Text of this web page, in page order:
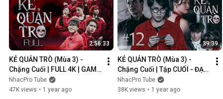
người chiến thắng cuối cùng?. Mục đích của KẺ QUẢN TRÒ là gì?. Và
mặt nạ. Tất cả sẽ tiết lộ trong seri web drama KẺ QUẢN TRÒ (Mùa
Huỳnh Nhựt _ Diễn viên Huỳnh Nhựt Bnat _ Ca sĩ Bnat Bảo Ngân _
TikToker Trúc Khánh Duy _ Nghệ sĩ Khánh Duy Simon Phan _ Em trai
2:56:33
KẺ QUẢN TRÒ (Mùa 3) -
Chặng Cuối | FULL 4K | GAME
CUNG HOÀNG ĐẠO || Web
Drama 2025
NhacPro Tube
47K views • 1 year ago
39:39
KẺ QUẢN TRÒ (Mùa 3) -
Chặng Cuối | Tập CUỐI - ĐẠI
KẾT CỤC | GAME CUNG
HOÀNG ĐẠO || Web Drama
NhacPro Tube
38K views • 1 year ago